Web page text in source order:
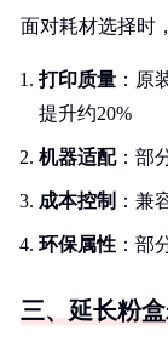
面对耗材选择时
打印质量 ：原
提升约20%
机器适配：部
成本控制 ：兼
环保属性 ：部
三、延长粉